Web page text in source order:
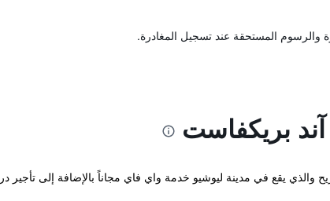
والرسوم المستحقة عند تسجيل المغادرة.
بريكفاست